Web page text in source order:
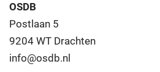
OSDB
Postlaan 5
9204 WT Drachten
info@osdb.nl